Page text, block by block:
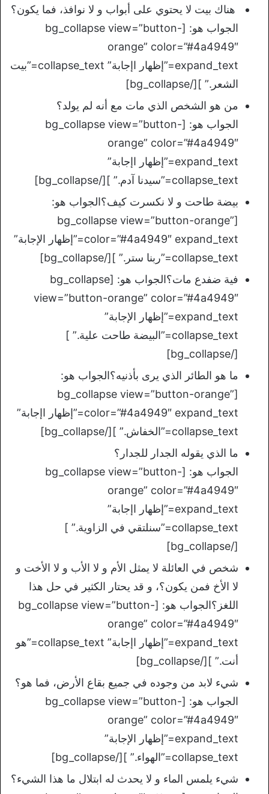
هناك بيت لا يحتوي على أبواب و لا نوافذ، فما يكون؟
الجواب هو: [bg_collapse view=”button-
orange” color=”#4a4949″
expand_text=”إظهار اإجابة” collapse_text=”بيت
الشعر.” ][/bg_collapse]
من هو الشخص الذي مات مع أنه لم يولد؟
الجواب هو: [bg_collapse view=”button-
orange” color=”#4a4949″
expand_text=”إظهار اإجابة”
collapse_text=”سيدنا آدم.” ][/bg_collapse]
بيضة طاحت و لا نكسرت كيف؟الجواب هو:
[bg_collapse view=”button-orange”
color=”#4a4949″ expand_text=”إظهار الإجابة”
collapse_text=”ربنا ستر.” ][/bg_collapse]
فية ضفدع مات؟الجواب هو: [bg_collapse
view=”button-orange” color=”#4a4949″
expand_text=”إظهار الإجابة”
collapse_text=”البيضة طاحت علية.” ]
[/bg_collapse]
ما هو الطائر الذي يرى بأذنيه؟الجواب هو:
[bg_collapse view=”button-orange”
color=”#4a4949″ expand_text=”إظهار اإجابة”
collapse_text=”الخفاش.” ][/bg_collapse]
ما الذي يقوله الجدار للجدار؟
الجواب هو: [bg_collapse view=”button-
orange” color=”#4a4949″
expand_text=”إظهار اإجابة”
collapse_text=”سنلتقي في الزاوية.” ]
[/bg_collapse]
شخص في العائلة لا يمثل الأم و لا الأب و لا الأخت و
لا الأخ فمن يكون؟، و قد يحتار الكثير في حل هذا
اللغز؟الجواب هو: [bg_collapse view=”button-
orange” color=”#4a4949″
expand_text=”إظهار اإجابة” collapse_text=”هو
أنت.” ][/bg_collapse]
شيء لابد من وجوده في جميع بقاع الأرض، فما هو؟
الجواب هو: [bg_collapse view=”button-
orange” color=”#4a4949″
expand_text=”إظهار الإجابة”
collapse_text=”الهواء.” ][/bg_collapse]
شيء يلمس الماء و لا يحدث له ابتلال ما هذا الشيء؟